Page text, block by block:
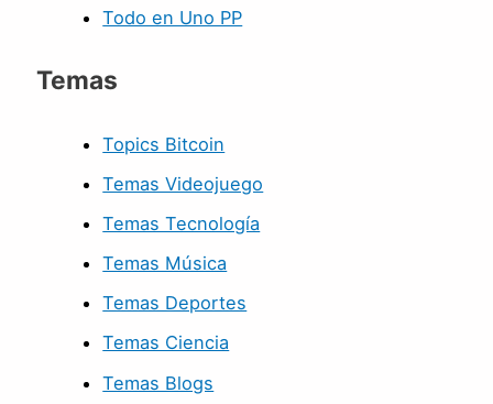
Todo en Uno PP
Temas
Topics Bitcoin
Temas Videojuego
Temas Tecnología
Temas Música
Temas Deportes
Temas Ciencia
Temas Blogs